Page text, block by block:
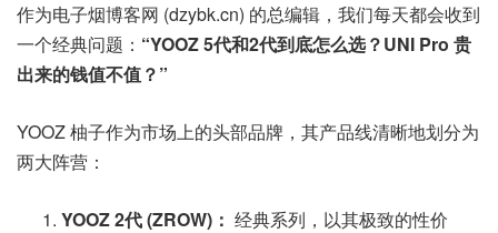
作为电子烟博客网 (dzybk.cn) 的总编辑，我们每天都会收到
一个经典问题： “YOOZ 5代和2代到底怎么选？UNI Pro 贵
出来的钱值不值？”
YOOZ 柚子作为市场上的头部品牌，其产品线清晰地划分为
两大阵营：
YOOZ 2代 (ZROW)： 经典系列，以其极致的性价